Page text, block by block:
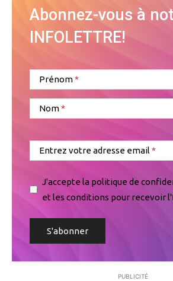
Abonnez-vous à
INFOLETTRE!
Prénom
Nom
Entrez votre adresse email
J'accepte la politique de
et les conditions pour recevoir
PUBLICITÉ